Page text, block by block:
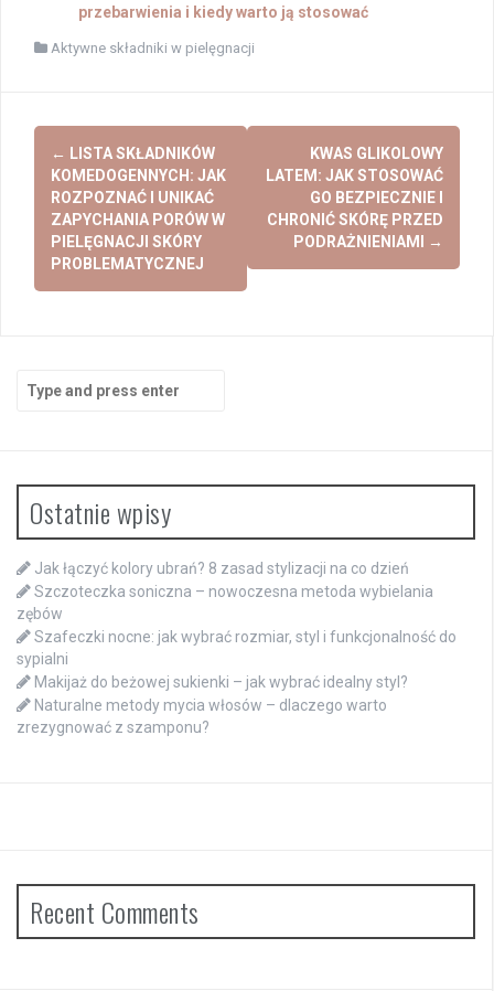
przebarwienia i kiedy warto ją stosować
Aktywne składniki w pielęgnacji
Post
navigation
← LISTA SKŁADNIKÓW
KOMEDOGENNYCH: JAK
ROZPOZNAĆ I UNIKAĆ
ZAPYCHANIA PORÓW W
PIELĘGNACJI SKÓRY
PROBLEMATYCZNEJ
KWAS GLIKOLOWY
LATEM: JAK STOSOWAĆ
GO BEZPIECZNIE I
CHRONIĆ SKÓRĘ PRZED
PODRAŻNIENIAMI
→
for:
Ostatnie wpisy
Jak łączyć kolory ubrań? 8 zasad stylizacji na co dzień
Szczoteczka soniczna – nowoczesna metoda wybielania
zębów
Szafeczki nocne: jak wybrać rozmiar, styl i funkcjonalność do
sypialni
Makijaż do beżowej sukienki – jak wybrać idealny styl?
Naturalne metody mycia włosów – dlaczego warto
zrezygnować z szamponu?
Recent Comments